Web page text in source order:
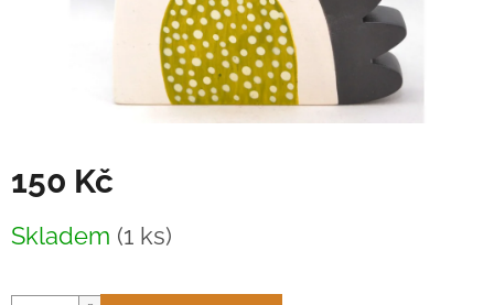
150 Kč
cena:
Skladem (1 ks)